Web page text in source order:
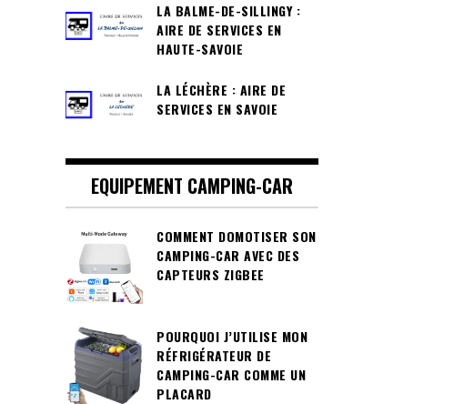
LA BALME-DE-SILLINGY :
AIRE DE SERVICES EN
HAUTE-SAVOIE
LA LÉCHÈRE : AIRE DE
SERVICES EN SAVOIE
EQUIPEMENT CAMPING-CAR
COMMENT DOMOTISER SON
CAMPING-CAR AVEC DES
CAPTEURS ZIGBEE
POURQUOI J’UTILISE MON
RÉFRIGÉRATEUR DE
CAMPING-CAR COMME UN
PLACARD